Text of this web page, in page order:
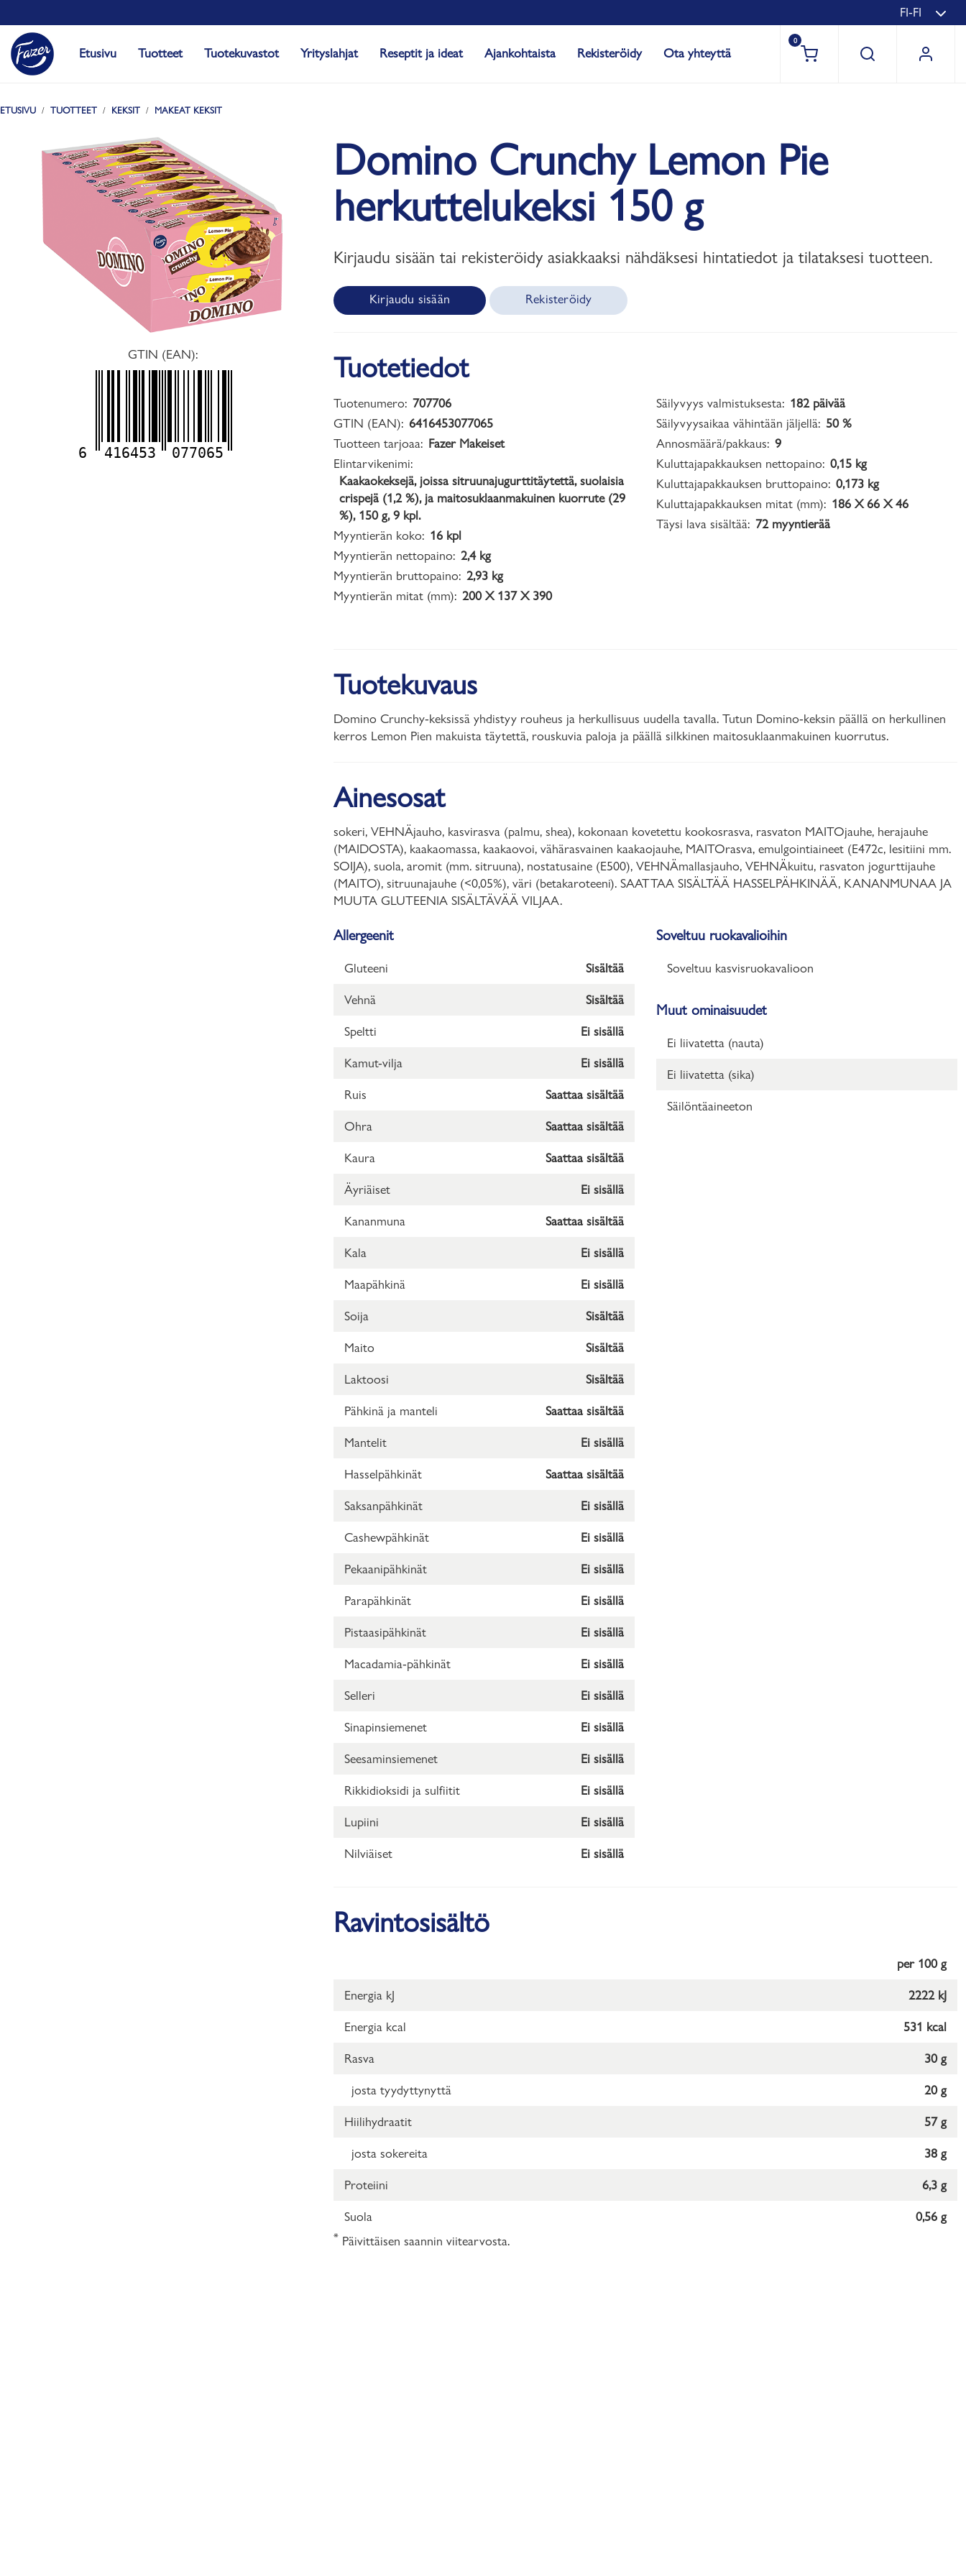
FI-FI
Etusivu Tuotteet Tuotekuvastot Yrityslahjat Reseptit ja ideat Ajankohtaista Rekisteröidy Ota yhteyttä
0
ETUSIVU TUOTTEET KEKSIT MAKEAT KEKSIT
GTIN (EAN):
6 416453 077065
Domino Crunchy Lemon Pie
herkuttelukeksi 150 g
Kirjaudu sisään tai rekisteröidy asiakkaaksi nähdäksesi hintatiedot ja tilataksesi tuotteen.
Kirjaudu sisään Rekisteröidy
Tuotetiedot
Tuotenumero: 707706
GTIN (EAN): 6416453077065
Tuotteen tarjoaa: Fazer Makeiset
Elintarvikenimi:
Kaakaokeksejä, joissa sitruunajugurttitäytettä, suolaisia
crispejä (1,2 %), ja maitosuklaanmakuinen kuorrute (29
%), 150 g, 9 kpl.
Myyntierän koko: 16 kpl
Myyntierän nettopaino: 2,4 kg
Myyntierän bruttopaino: 2,93 kg
Myyntierän mitat (mm): 200 X 137 X 390
Säilyvyys valmistuksesta: 182 päivää
Säilyvyysaikaa vähintään jäljellä: 50 %
Annosmäärä/pakkaus: 9
Kuluttajapakkauksen nettopaino: 0,15 kg
Kuluttajapakkauksen bruttopaino: 0,173 kg
Kuluttajapakkauksen mitat (mm): 186 X 66 X 46
Täysi lava sisältää: 72 myyntierää
Tuotekuvaus
Domino Crunchy-keksissä yhdistyy rouheus ja herkullisuus uudella tavalla. Tutun Domino-keksin päällä on herkullinen
kerros Lemon Pien makuista täytettä, rouskuvia paloja ja päällä silkkinen maitosuklaanmakuinen kuorrutus.
Ainesosat
sokeri, VEHNÄjauho, kasvirasva (palmu, shea), kokonaan kovetettu kookosrasva, rasvaton MAITOjauhe, herajauhe
(MAIDOSTA), kaakaomassa, kaakaovoi, vähärasvainen kaakaojauhe, MAITOrasva, emulgointiaineet (E472c, lesitiini mm.
SOIJA), suola, aromit (mm. sitruuna), nostatusaine (E500), VEHNÄmallasjauho, VEHNÄkuitu, rasvaton jogurttijauhe
(MAITO), sitruunajauhe (<0,05%), väri (betakaroteeni). SAATTAA SISÄLTÄÄ HASSELPÄHKINÄÄ, KANANMUNAA JA
MUUTA GLUTEENIA SISÄLTÄVÄÄ VILJAA.
Allergeenit
Gluteeni Sisältää
Vehnä Sisältää
Speltti Ei sisällä
Kamut-vilja Ei sisällä
Ruis Saattaa sisältää
Ohra Saattaa sisältää
Kaura Saattaa sisältää
Äyriäiset Ei sisällä
Kananmuna Saattaa sisältää
Kala Ei sisällä
Maapähkinä Ei sisällä
Soija Sisältää
Maito Sisältää
Laktoosi Sisältää
Pähkinä ja manteli Saattaa sisältää
Mantelit Ei sisällä
Hasselpähkinät Saattaa sisältää
Saksanpähkinät Ei sisällä
Cashewpähkinät Ei sisällä
Pekaanipähkinät Ei sisällä
Parapähkinät Ei sisällä
Pistaasipähkinät Ei sisällä
Macadamia-pähkinät Ei sisällä
Selleri Ei sisällä
Sinapinsiemenet Ei sisällä
Seesaminsiemenet Ei sisällä
Rikkidioksidi ja sulfiitit Ei sisällä
Lupiini Ei sisällä
Nilviäiset Ei sisällä
Soveltuu ruokavalioihin
Soveltuu kasvisruokavalioon
Muut ominaisuudet
Ei liivatetta (nauta)
Ei liivatetta (sika)
Säilöntäaineeton
Ravintosisältö
per 100 g
Energia kJ 2222 kJ
Energia kcal 531 kcal
Rasva 30 g
josta tyydyttynyttä 20 g
Hiilihydraatit 57 g
josta sokereita 38 g
Proteiini 6,3 g
Suola 0,56 g
* Päivittäisen saannin viitearvosta.